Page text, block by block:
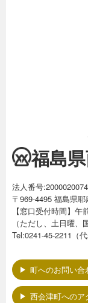
福島
法人番号
〒969-4495 福島県
【窓口受付時間】
（ただし、土日曜、
Tel:0241-45-2211（代
町へのお問い合
西会津町へのア